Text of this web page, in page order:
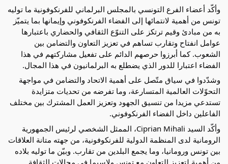
وأكّد أعضاء الفرع التونسي بالمجلس البرلماني للفرنكوفونية ما توليه
تونس من أهمية لانتمائها إلى الفضاء الفرنكوفوني وإيمانها بما يتميّز
به من مبادئ وقيم ترتكز على التنوّع الثقافي والحضاري باعتبارها
عوامل انفتاح وتقارب تساهم في تعزيز التعاون والتضامن بين
الشعوب. كما أبرزوا حرصهم الدائم على تفعيل مشاركتهم في هذا
الفضاء اعتبارا للدور الذي يضطلع به البرلمانيون في هذا المجال.
وشدّدوا في سياق متّصل على أهمية الاتحاد والتضامن في مواجهة
التحوّلات العالمية المتسارعة، وما تفرضه من تحديات متزايدة
تستدعي مزيدا من تنسيق الجهود وتعزيز العمل المشترك بين مختلف
الفاعلين داخل الفضاء الفرنكوفوني.
وأكّد السيد Ciprian Mihali، الممثل الشخصي لرئيس الجمهورية
الرومانية لدى المنظمة الدولية للفرنكوفونية، من جهته متانة العلاقات
بين تونس ورومانيا، وما يجمع البلدين من تقارب. وبيّن ما توليه بلاده
من أهمية لتعزيز التعاون مع تونس ولاسيما في مجالات الثقافة